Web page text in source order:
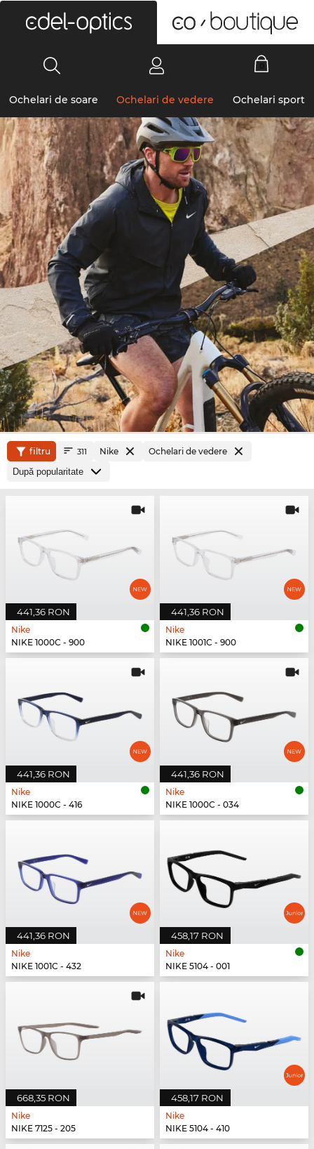
Ochelari de soare Ochelari de vedere Ochelari sport
filtru 311 Nike Ochelari de vedere
441,36 RON
Nike
NIKE 1000C - 900
441,36 RON
Nike
NIKE 1001C - 900
441,36 RON
Nike
NIKE 1000C - 416
441,36 RON
Nike
NIKE 1000C - 034
441,36 RON
Nike
NIKE 1001C - 432
458,17 RON
Nike
NIKE 5104 - 001
668,35 RON
Nike
NIKE 7125 - 205
458,17 RON
Nike
NIKE 5104 - 410